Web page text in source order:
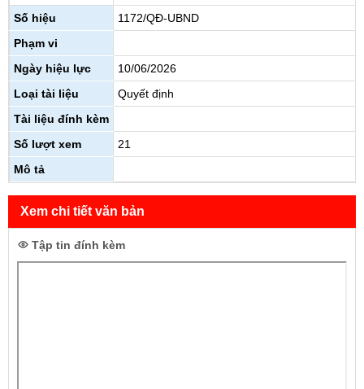
Số hiệu
1172/QĐ-UBND
Phạm vi
Ngày hiệu lực
10/06/2026
Loại tài liệu
Quyết định
Tài liệu đính kèm
Số lượt xem
21
Mô tả
Xem chi tiết văn bản
Tập tin đính kèm